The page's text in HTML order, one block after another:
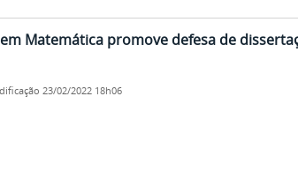
Matemática promove defesa de
23/02/2022 18h06